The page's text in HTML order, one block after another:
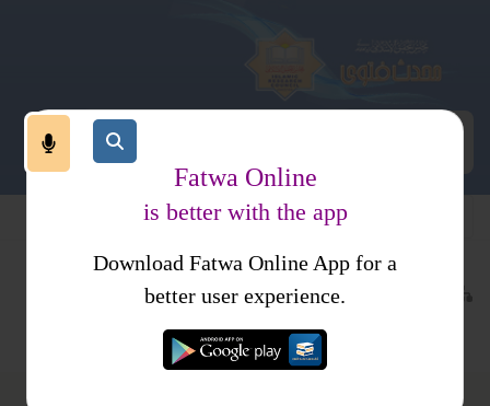
معاشرت
کتب فتاوی
احکام ومسائل جلد 2
Fatwa Online
is better with the app
Download Fatwa Online App for a
better user experience.